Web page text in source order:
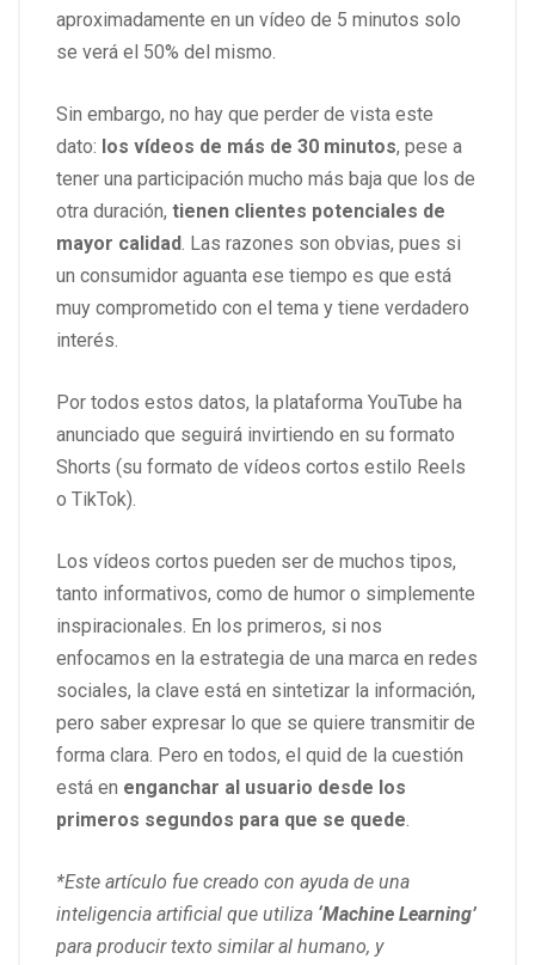
aproximadamente en un vídeo de 5 minutos solo
se verá el 50% del mismo.
Sin embargo, no hay que perder de vista este
dato: los vídeos de más de 30 minutos, pese a
tener una participación mucho más baja que los de
otra duración, tienen clientes potenciales de
mayor calidad. Las razones son obvias, pues si
un consumidor aguanta ese tiempo es que está
muy comprometido con el tema y tiene verdadero
interés.
Por todos estos datos, la plataforma YouTube ha
anunciado que seguirá invirtiendo en su formato
Shorts (su formato de vídeos cortos estilo Reels
o TikTok).
Los vídeos cortos pueden ser de muchos tipos,
tanto informativos, como de humor o simplemente
inspiracionales. En los primeros, si nos
enfocamos en la estrategia de una marca en redes
sociales, la clave está en sintetizar la información,
pero saber expresar lo que se quiere transmitir de
forma clara. Pero en todos, el quid de la cuestión
está en enganchar al usuario desde los
primeros segundos para que se quede.
*Este artículo fue creado con ayuda de una
inteligencia artificial que utiliza ‘Machine Learning’
para producir texto similar al humano, y